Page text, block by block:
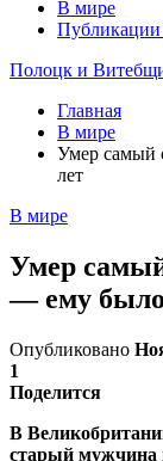
В мире
Публикации
Полоцк и
Главная
В мире
Умер самый
лет
В мире
Умер
— ему было
Опубликовано
1
Поделится
В
старый мужчина